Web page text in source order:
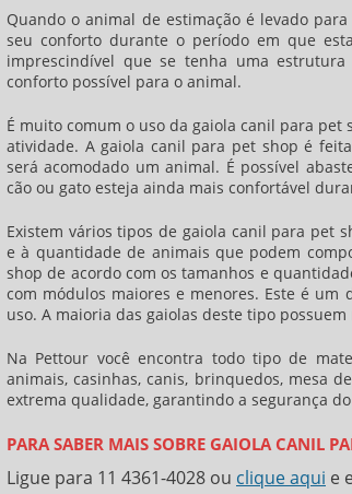
Quando o animal de estimação é levado
seu conforto durante o período em que
imprescindível que se tenha uma
conforto possível para o animal.
É muito comum o uso da gaiola canil para pet
atividade. A gaiola canil para pet shop é
será acomodado um animal. É possível
cão ou gato esteja ainda mais confortável
Existem vários tipos de gaiola canil para pet
e à quantidade de animais que podem
shop de acordo com os tamanhos e
com módulos maiores e menores. Este é
uso. A maioria das gaiolas deste tipo
Na Pettour você encontra todo tipo de
animais, casinhas, canis, brinquedos, mesa
extrema qualidade, garantindo a segurança
PARA SABER MAIS SOBRE GAIOLA CANIL
Ligue para 11 4361-4028 ou clique aqui e